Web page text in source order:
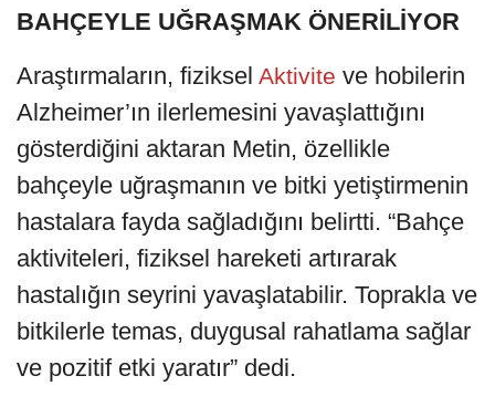
BAHÇEYLE UĞRAŞMAK ÖNERİLİYOR
Araştırmaların, fiziksel Aktivite ve hobilerin
Alzheimer’ın ilerlemesini yavaşlattığını
gösterdiğini aktaran Metin, özellikle
bahçeyle uğraşmanın ve bitki yetiştirmenin
hastalara fayda sağladığını belirtti. “Bahçe
aktiviteleri, fiziksel hareketi artırarak
hastalığın seyrini yavaşlatabilir. Toprakla ve
bitkilerle temas, duygusal rahatlama sağlar
ve pozitif etki yaratır” dedi.